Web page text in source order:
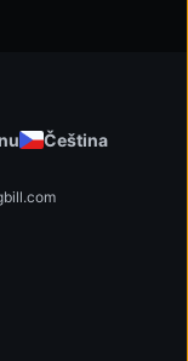
Čeština
bill.com